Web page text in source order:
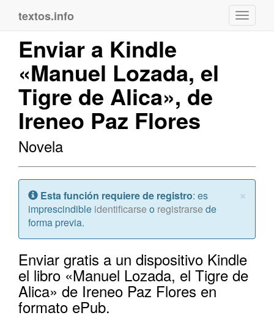
textos.info
Enviar a Kindle
«Manuel Lozada, el
Tigre de Alica», de
Ireneo Paz Flores
Novela
×
Atención:
Esta función requiere de registro: es
imprescindible identificarse o registrarse de
forma previa.
Enviar gratis a un dispositivo Kindle
el libro «Manuel Lozada, el Tigre de
Alica» de Ireneo Paz Flores en
formato ePub.